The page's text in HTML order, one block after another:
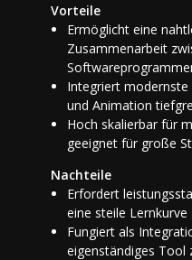
Vorteile
Ermöglicht eine
Zusammenarbeit
Integriert modernste
und Animation
Hoch skalierbar für
geeignet für große
Nachteile
Erfordert
eine steile Lernkurve
Fungiert als
eigenständiges Tool